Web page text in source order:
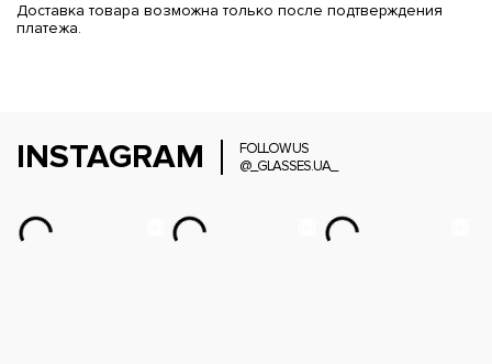
Доставка товара возможна только после подтверждения
платежа.
INSTAGRAM
FOLLOW US
@_GLASSES.UA_